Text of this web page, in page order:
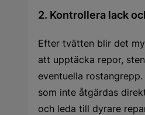
2. Kontrollera lack
Efter tvätten blir det
att upptäcka repor,
eventuella
som inte åtgärdas
och leda till dyrare